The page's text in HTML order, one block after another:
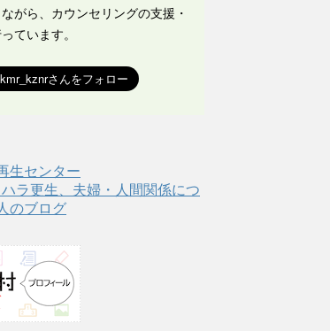
がら、カウンセリングの支援・
ています。
生センター
ラ更生、夫婦・人間関係につ
のブログ